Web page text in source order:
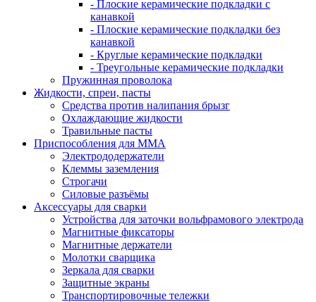
- Плоские керамические подкладки с
канавкой
- Плоские керамические подкладки без
канавкой
- Круглые керамические подкладки
- Треугольные керамические подкладки
Пружинная проволока
Жидкости, спреи, пасты
Средства против налипания брызг
Охлаждающие жидкости
Травильные пасты
Приспособления для ММА
Электрододержатели
Клеммы заземления
Строгачи
Силовые разъёмы
Аксессуары для сварки
Устройства для заточки вольфрамового электрода
Магнитные фиксаторы
Магнитные держатели
Молотки сварщика
Зеркала для сварки
Защитные экраны
Транспортировочные тележки